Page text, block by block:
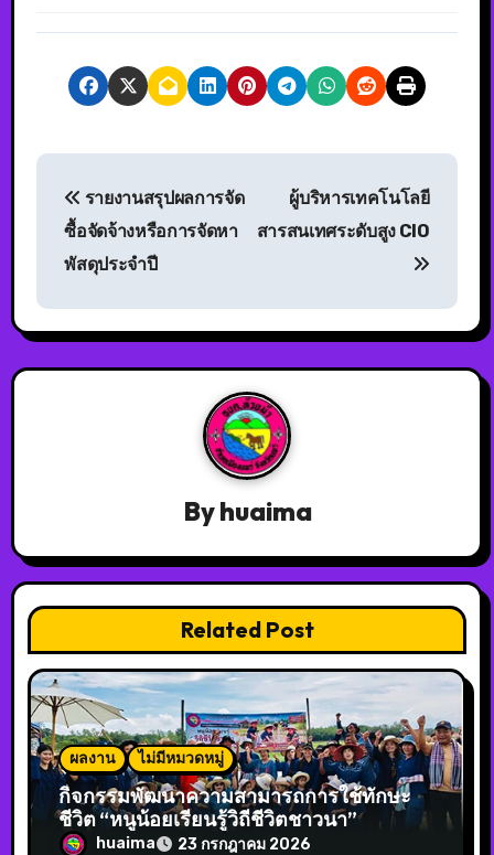
รายงานสรุปผลการจัด
ซื้อจัดจ้างหรือการจัดหา
พัสดุประจำปี
ผู้บริหารเทคโนโลยี
สารสนเทศระดับสูง CIO
Byhuaima
Related Post
ผลงาน ไม่มีหมวดหมู่
กิจกรรมพัฒนาความสามารถการใช้ทักษะ
ชีวิต “หนูน้อยเรียนรู้วิถีชีวิตชาวนา”
huaima 23 กรกฎาคม 2026